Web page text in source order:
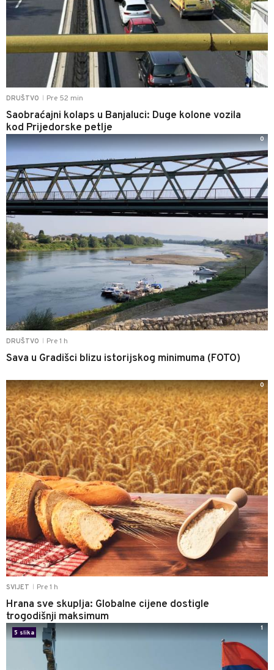
DRUŠTVO Pre 52 min
Saobraćajni kolaps u Banjaluci: Duge kolone vozila
kod Prijedorske petlje
DRUŠTVO Pre 1 h
Sava u Gradišci blizu istorijskog minimuma (FOTO)
0
SVIJET Pre 1 h
Hrana sve skuplja: Globalne cijene dostigle
trogodišnji maksimum
0
5 slika
1